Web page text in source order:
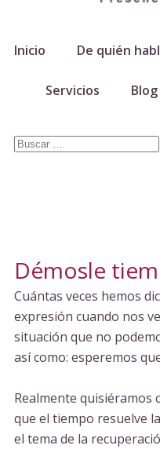
Inicio De quién
Servicios Blog
Buscar:
Démosle
Cuántas veces hemos
expresión cuando nos
situación que no
así como: esperemos
Realmente quisiéramos
que el tiempo resuelve
el tema de la